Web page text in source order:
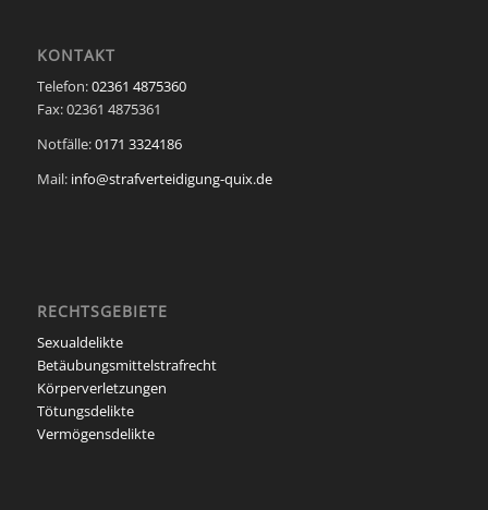
KONTAKT
Telefon:02361 4875360
Fax: 02361 4875361
Notfälle:0171 3324186
Mail: info@strafverteidigung-quix.de
RECHTSGEBIETE
Sexualdelikte
Betäubungsmittelstrafrecht
Körperverletzungen
Tötungsdelikte
Vermögensdelikte